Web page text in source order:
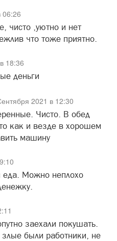
06:26
чисто ,уютно и нет
что тоже приятно.
18:36
деньги
2021 в 12:30
Чисто. В обед
как и везде в хорошем
машину
еда. Можно неплохо
заехали покушать.
были работники, не